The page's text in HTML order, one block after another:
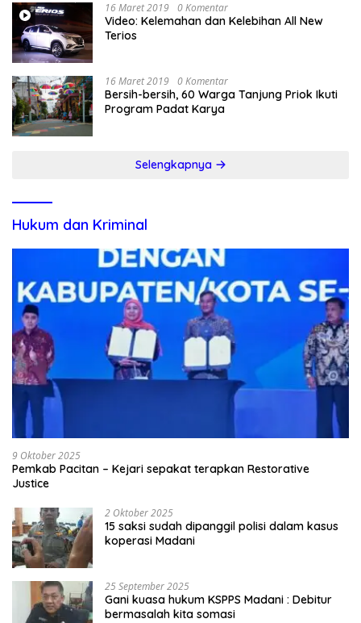
16 Maret 2019 0 Komentar
Video: Kelemahan dan Kelebihan All New
Terios
16 Maret 2019 0 Komentar
Bersih-bersih, 60 Warga Tanjung Priok Ikuti
Program Padat Karya
Selengkapnya
Hukum dan Kriminal
9 Oktober 2025
Pemkab Pacitan – Kejari sepakat terapkan Restorative
Justice
2 Oktober 2025
15 saksi sudah dipanggil polisi dalam kasus
koperasi Madani
25 September 2025
Gani kuasa hukum KSPPS Madani : Debitur
bermasalah kita somasi